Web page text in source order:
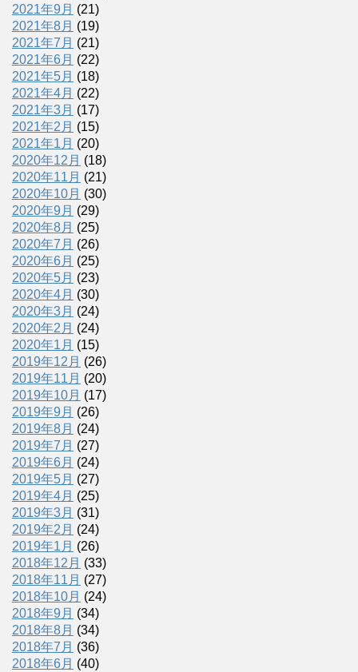
2021年9月 (21)
2021年8月 (19)
2021年7月 (21)
2021年6月 (22)
2021年5月 (18)
2021年4月 (22)
2021年3月 (17)
2021年2月 (15)
2021年1月 (20)
2020年12月 (18)
2020年11月 (21)
2020年10月 (30)
2020年9月 (29)
2020年8月 (25)
2020年7月 (26)
2020年6月 (25)
2020年5月 (23)
2020年4月 (30)
2020年3月 (24)
2020年2月 (24)
2020年1月 (15)
2019年12月 (26)
2019年11月 (20)
2019年10月 (17)
2019年9月 (26)
2019年8月 (24)
2019年7月 (27)
2019年6月 (24)
2019年5月 (27)
2019年4月 (25)
2019年3月 (31)
2019年2月 (24)
2019年1月 (26)
2018年12月 (33)
2018年11月 (27)
2018年10月 (24)
2018年9月 (34)
2018年8月 (34)
2018年7月 (36)
2018年6月 (40)